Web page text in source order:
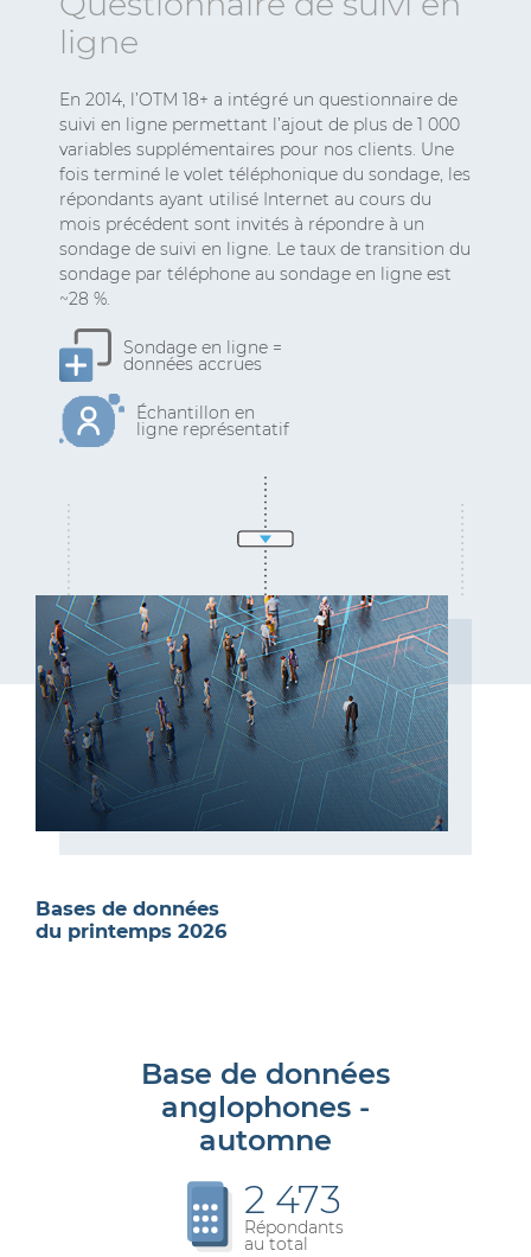
ligne
En 2014, l’OTM 18+ a intégré un questionnaire de
suivi en ligne permettant l’ajout de plus de 1 000
variables supplémentaires pour nos clients. Une
fois terminé le volet téléphonique du sondage, les
répondants ayant utilisé Internet au cours du
mois précédent sont invités à répondre à un
sondage de suivi en ligne. Le taux de transition du
sondage par téléphone au sondage en ligne est
~28 %.
Sondage en ligne =
données accrues
Échantillon en
ligne représentatif
Bases de données
du printemps 2026
Base de données
anglophones -
automne
2 473
Répondants
au total